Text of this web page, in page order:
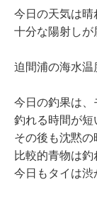
今日の天気は
十分な陽射しが
迫間浦の海水温
今日の釣果は
釣れる時間が短
その後も沈黙
比較的青物は
今日もタイは